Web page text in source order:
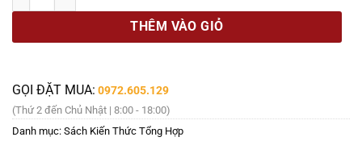
THÊM VÀO GIỎ
GỌI ĐẶT MUA: 0972.605.129
(Thứ 2 đến Chủ Nhật | 8:00 - 18:00)
Danh mục: Sách Kiến Thức Tổng Hợp